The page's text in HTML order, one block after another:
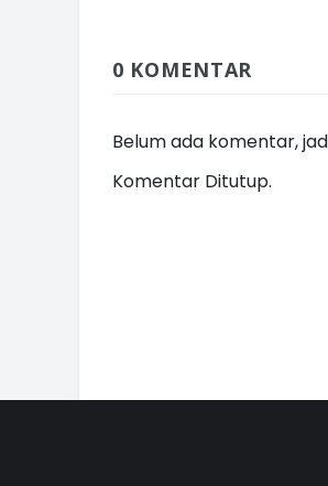
0 KOMENTAR
Belum ada komentar,
Komentar Ditutup.